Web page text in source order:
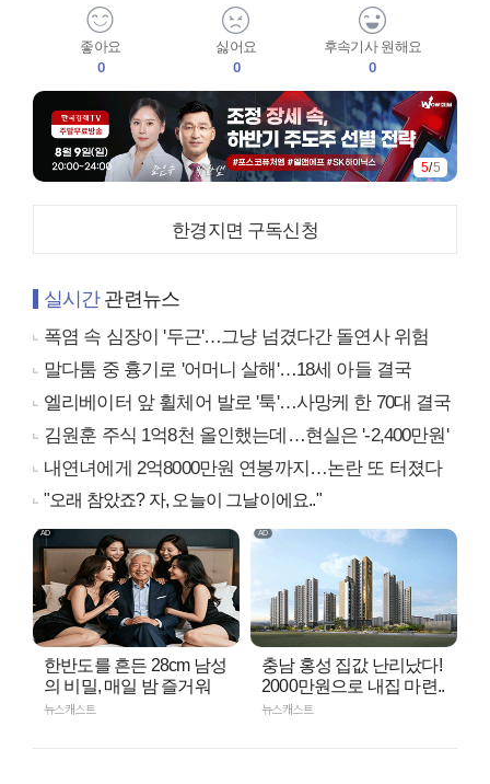
좋아요
0
싫어요
0
후속기사 원해요
0
5/5
한경지면 구독신청
실시간관련뉴스
폭염 속 심장이 '두근'…그냥 넘겼다간 돌연사 위험
말다툼 중 흉기로 '어머니 살해'…18세 아들 결국
엘리베이터 앞 휠체어 발로 '툭'…사망케 한 70대 결국
김원훈 주식 1억8천 올인했는데…현실은 '-2,400만원'
내연녀에게 2억8000만원 연봉까지…논란 또 터졌다
"오래 참았죠? 자, 오늘이 그날이에요.."
한반도를 흔든 28cm 남성
의 비밀, 매일 밤 즐거워
뉴스캐스트
충남 홍성 집값 난리났다!
2000만원으로 내집 마련..
뉴스캐스트